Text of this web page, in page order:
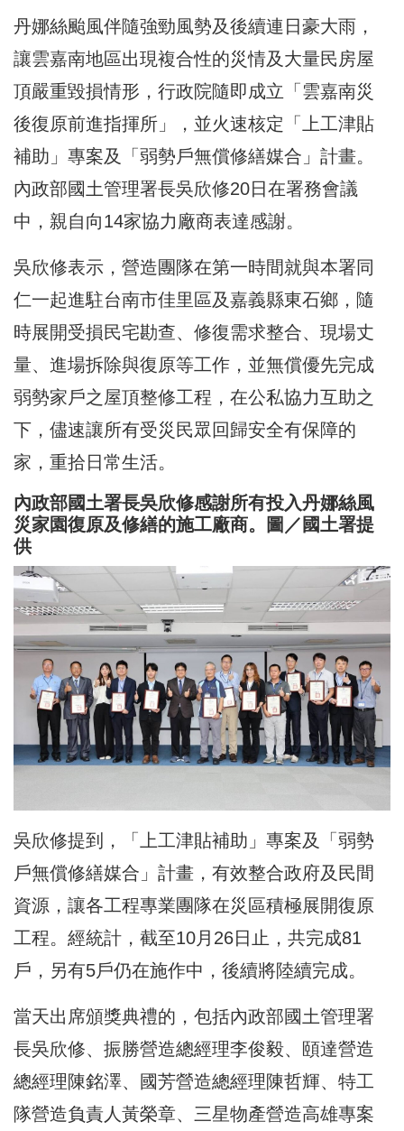
丹娜絲颱風伴隨強勁風勢及後續連日豪大雨，
讓雲嘉南地區出現複合性的災情及大量民房屋
頂嚴重毀損情形，行政院隨即成立「雲嘉南災
後復原前進指揮所」，並火速核定「上工津貼
補助」專案及「弱勢戶無償修繕媒合」計畫。
內政部國土管理署長吳欣修20日在署務會議
中，親自向14家協力廠商表達感謝。
吳欣修表示，營造團隊在第一時間就與本署同
仁一起進駐台南市佳里區及嘉義縣東石鄉，隨
時展開受損民宅勘查、修復需求整合、現場丈
量、進場拆除與復原等工作，並無償優先完成
弱勢家戶之屋頂整修工程，在公私協力互助之
下，儘速讓所有受災民眾回歸安全有保障的
家，重拾日常生活。
內政部國土署長吳欣修感謝所有投入丹娜絲風
災家園復原及修繕的施工廠商。圖／國土署提
供
吳欣修提到，「上工津貼補助」專案及「弱勢
戶無償修繕媒合」計畫，有效整合政府及民間
資源，讓各工程專業團隊在災區積極展開復原
工程。經統計，截至10月26日止，共完成81
戶，另有5戶仍在施作中，後續將陸續完成。
當天出席頒獎典禮的，包括內政部國土管理署
長吳欣修、振勝營造總經理李俊毅、頤達營造
總經理陳銘澤、國芳營造總經理陳哲輝、特工
隊營造負責人黃榮章、三星物產營造高雄專案